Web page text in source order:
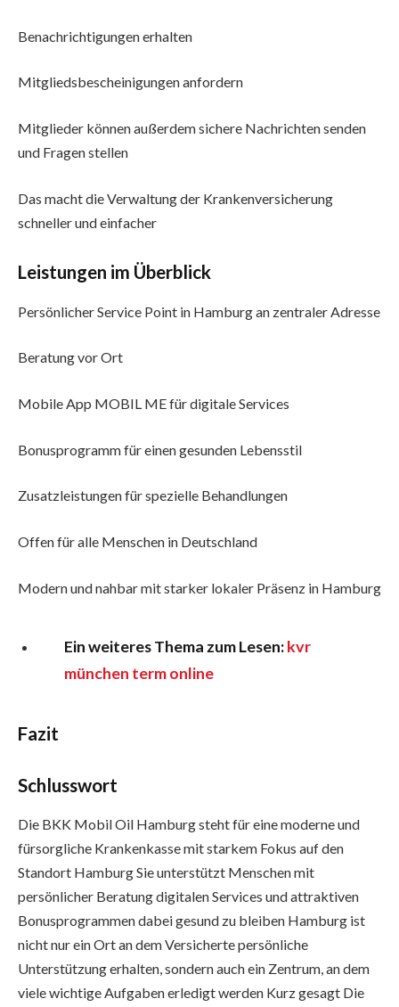
Benachrichtigungen erhalten
Mitgliedsbescheinigungen anfordern
Mitglieder können außerdem sichere Nachrichten senden
und Fragen stellen
Das macht die Verwaltung der Krankenversicherung
schneller und einfacher
Leistungen im Überblick
Persönlicher Service Point in Hamburg an zentraler Adresse
Beratung vor Ort
Mobile App MOBIL ME für digitale Services
Bonusprogramm für einen gesunden Lebensstil
Zusatzleistungen für spezielle Behandlungen
Offen für alle Menschen in Deutschland
Modern und nahbar mit starker lokaler Präsenz in Hamburg
Ein weiteres Thema zum Lesen:kvr
münchen term online
Fazit
Schlusswort
Die BKK Mobil Oil Hamburg steht für eine moderne und
fürsorgliche Krankenkasse mit starkem Fokus auf den
Standort Hamburg Sie unterstützt Menschen mit
persönlicher Beratung digitalen Services und attraktiven
Bonusprogrammen dabei gesund zu bleiben Hamburg ist
nicht nur ein Ort an dem Versicherte persönliche
Unterstützung erhalten, sondern auch ein Zentrum, an dem
viele wichtige Aufgaben erledigt werden Kurz gesagt Die